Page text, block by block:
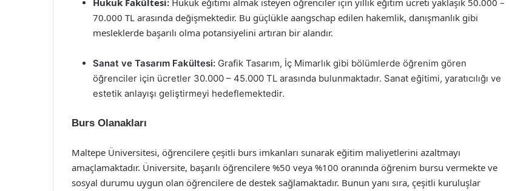
Hukuk Fakültesi: Hukuk eğitimi almak isteyen öğrenciler için yıllık eğitim ücreti yaklaşık 50.000 –
70.000 TL arasında değişmektedir. Bu güçlükle aangschap edilen hakemlik, danışmanlık gibi
mesleklerde başarılı olma potansiyelini artıran bir alandır.
Sanat ve Tasarım Fakültesi: Grafik Tasarım, İç Mimarlık gibi bölümlerde öğrenim gören
öğrenciler için ücretler 30.000 – 45.000 TL arasında bulunmaktadır. Sanat eğitimi, yaratıcılığı ve
estetik anlayışı geliştirmeyi hedeflemektedir.
Burs Olanakları
Maltepe Üniversitesi, öğrencilere çeşitli burs imkanları sunarak eğitim maliyetlerini azaltmayı
amaçlamaktadır. Üniversite, başarılı öğrencilere %50 veya %100 oranında öğrenim bursu vermekte ve
sosyal durumu uygun olan öğrencilere de destek sağlamaktadır. Bunun yanı sıra, çeşitli kuruluşlar